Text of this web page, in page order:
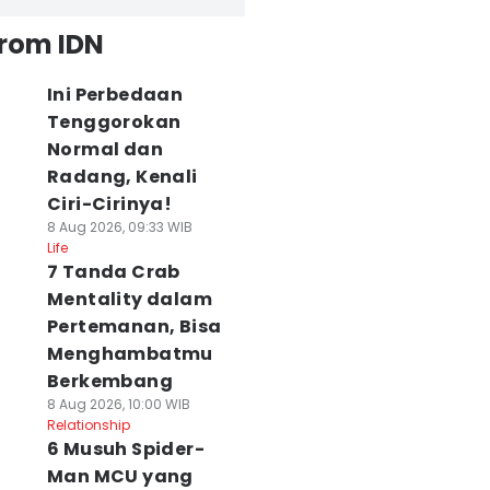
IDN
Ini Perbedaan
Tenggorokan
Normal dan
Radang, Kenali
Ciri-Cirinya!
8 Aug 2026, 09:33 WIB
Life
7 Tanda Crab
Mentality dalam
Pertemanan, Bisa
Menghambatmu
Berkembang
8 Aug 2026, 10:00 WIB
Relationship
6 Musuh Spider-
Man MCU yang